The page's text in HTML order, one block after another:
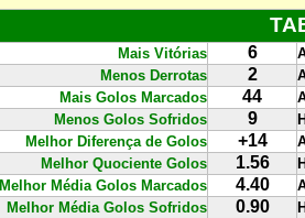
Mais Vitórias 6
Menos Derrotas
2
Mais Golos Marcados
44
Menos Golos Sofridos
9
Melhor Diferença de Golos
+14
Melhor Quociente Golos
1.56
Melhor Média Golos Marcados
4.40
Melhor Média Golos Sofridos
0.90